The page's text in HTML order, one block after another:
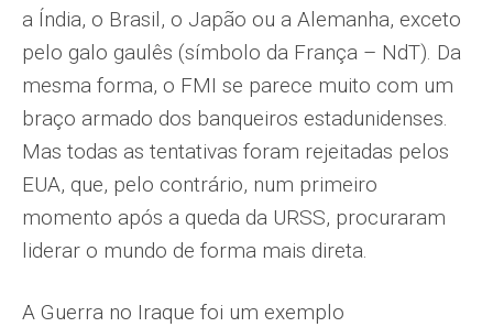
a Índia, o Brasil, o Japão ou a Alemanha, exceto
pelo galo gaulês (símbolo da França – NdT). Da
mesma forma, o FMI se parece muito com um
braço armado dos banqueiros estadunidenses.
Mas todas as tentativas foram rejeitadas pelos
EUA, que, pelo contrário, num primeiro
momento após a queda da URSS, procuraram
liderar o mundo de forma mais direta.
A Guerra no Iraque foi um exemplo